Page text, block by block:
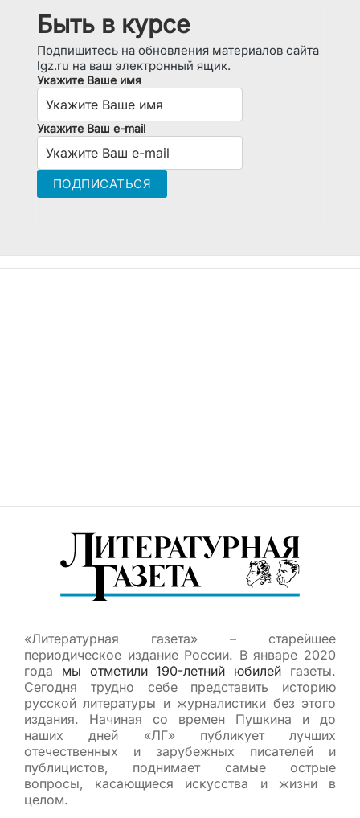
Быть в курсе
Подпишитесь на обновления материалов сайта
lgz.ru на ваш электронный ящик.
Укажите Ваше имя
Укажите Ваш e-mail
«Литературная газета» – старейшее
периодическое издание России. В январе 2020
года мы отметили 190-летний юбилей газеты.
Сегодня трудно себе представить историю
русской литературы и журналистики без этого
издания. Начиная со времен Пушкина и до
наших дней «ЛГ» публикует лучших
отечественных и зарубежных писателей и
публицистов, поднимает самые острые
вопросы, касающиеся искусства и жизни в
целом.